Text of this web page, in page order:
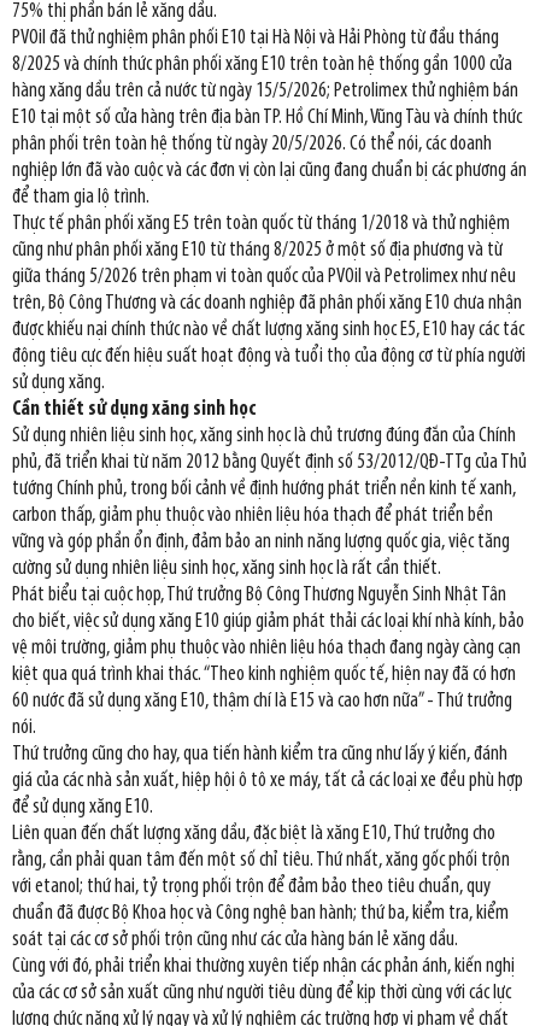
75% thị phần bán lẻ xăng dầu.
PVOil đã thử nghiệm phân phối E10 tại Hà Nội và Hải Phòng từ đầu tháng
8/2025 và chính thức phân phối xăng E10 trên toàn hệ thống gần 1000 cửa
hàng xăng dầu trên cả nước từ ngày 15/5/2026; Petrolimex thử nghiệm bán
E10 tại một số cửa hàng trên địa bàn TP. Hồ Chí Minh, Vũng Tàu và chính thức
phân phối trên toàn hệ thống từ ngày 20/5/2026. Có thể nói, các doanh
nghiệp lớn đã vào cuộc và các đơn vị còn lại cũng đang chuẩn bị các phương án
để tham gia lộ trình.
Thực tế phân phối xăng E5 trên toàn quốc từ tháng 1/2018 và thử nghiệm
cũng như phân phối xăng E10 từ tháng 8/2025 ở một số địa phương và từ
giữa tháng 5/2026 trên phạm vi toàn quốc của PVOil và Petrolimex như nêu
trên, Bộ Công Thương và các doanh nghiệp đã phân phối xăng E10 chưa nhận
được khiếu nại chính thức nào về chất lượng xăng sinh học E5, E10 hay các tác
động tiêu cực đến hiệu suất hoạt động và tuổi thọ của động cơ từ phía người
sử dụng xăng.
Cần thiết sử dụng xăng sinh học
Sử dụng nhiên liệu sinh học, xăng sinh học là chủ trương đúng đắn của Chính
phủ, đã triển khai từ năm 2012 bằng Quyết định số 53/2012/QĐ-TTg của Thủ
tướng Chính phủ, trong bối cảnh về định hướng phát triển nền kinh tế xanh,
carbon thấp, giảm phụ thuộc vào nhiên liệu hóa thạch để phát triển bền
vững và góp phần ổn định, đảm bảo an ninh năng lượng quốc gia, việc tăng
cường sử dụng nhiên liệu sinh học, xăng sinh học là rất cần thiết.
Phát biểu tại cuộc họp, Thứ trưởng Bộ Công Thương Nguyễn Sinh Nhật Tân
cho biết, việc sử dụng xăng E10 giúp giảm phát thải các loại khí nhà kính, bảo
vệ môi trường, giảm phụ thuộc vào nhiên liệu hóa thạch đang ngày càng cạn
kiệt qua quá trình khai thác. “Theo kinh nghiệm quốc tế, hiện nay đã có hơn
60 nước đã sử dụng xăng E10, thậm chí là E15 và cao hơn nữa” - Thứ trưởng
nói.
Thứ trưởng cũng cho hay, qua tiến hành kiểm tra cũng như lấy ý kiến, đánh
giá của các nhà sản xuất, hiệp hội ô tô xe máy, tất cả các loại xe đều phù hợp
để sử dụng xăng E10.
Liên quan đến chất lượng xăng dầu, đặc biệt là xăng E10, Thứ trưởng cho
rằng, cần phải quan tâm đến một số chỉ tiêu. Thứ nhất, xăng gốc phối trộn
với etanol; thứ hai, tỷ trọng phối trộn để đảm bảo theo tiêu chuẩn, quy
chuẩn đã được Bộ Khoa học và Công nghệ ban hành; thứ ba, kiểm tra, kiểm
soát tại các cơ sở phối trộn cũng như các cửa hàng bán lẻ xăng dầu.
Cùng với đó, phải triển khai thường xuyên tiếp nhận các phản ánh, kiến nghị
của các cơ sở sản xuất cũng như người tiêu dùng để kịp thời cùng với các lực
lượng chức năng xử lý ngay và xử lý nghiêm các trường hợp vi phạm về chất